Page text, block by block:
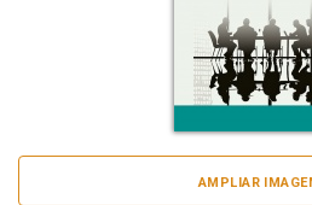
AMPLIAR